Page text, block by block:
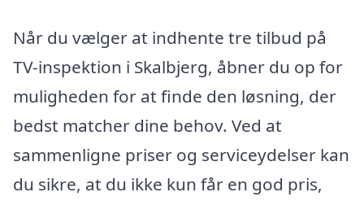
Når du vælger at indhente tre tilbud på
TV-inspektion i Skalbjerg, åbner du op for
muligheden for at finde den løsning, der
bedst matcher dine behov. Ved at
sammenligne priser og serviceydelser kan
du sikre, at du ikke kun får en god pris,